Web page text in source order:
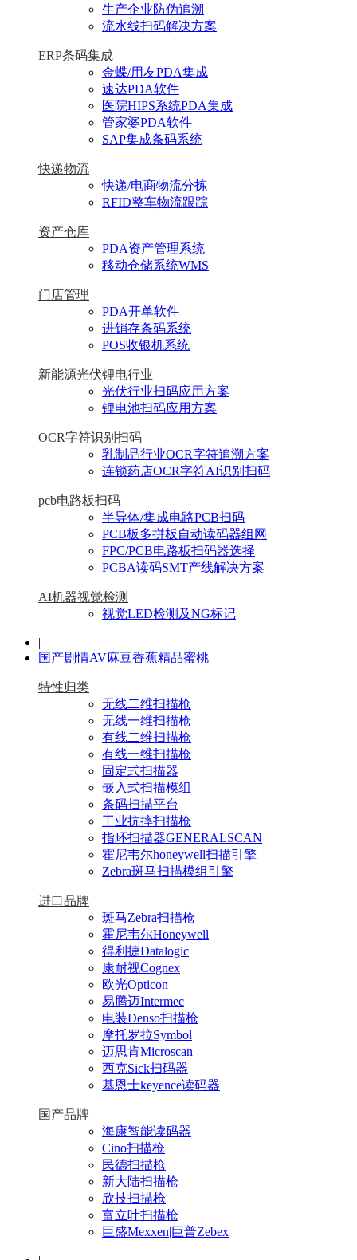
生产企业防伪追溯
流水线扫码解决方案
ERP条码集成
金蝶/用友PDA集成
速达PDA软件
医院HIPS系统PDA集成
管家婆PDA软件
SAP集成条码系统
快递物流
快递/电商物流分拣
RFID整车物流跟踪
资产仓库
PDA资产管理系统
移动仓储系统WMS
门店管理
PDA开单软件
进销存条码系统
POS收银机系统
新能源光伏锂电行业
光伏行业扫码应用方案
锂电池扫码应用方案
OCR字符识别扫码
乳制品行业OCR字符追溯方案
连锁药店OCR字符AI识别扫码
pcb电路板扫码
半导体/集成电路PCB扫码
PCB板多拼板自动读码器组网
FPC/PCB电路板扫码器选择
PCBA读码SMT产线解决方案
AI机器视觉检测
视觉LED检测及NG标记
|
国产剧情AV麻豆香蕉精品蜜桃
特性归类
无线二维扫描枪
无线一维扫描枪
有线二维扫描枪
有线一维扫描枪
固定式扫描器
嵌入式扫描模组
条码扫描平台
工业抗摔扫描枪
指环扫描器GENERALSCAN
霍尼韦尔honeywell扫描引擎
Zebra斑马扫描模组引擎
进口品牌
斑马Zebra扫描枪
霍尼韦尔Honeywell
得利捷Datalogic
康耐视Cognex
欧光Opticon
易腾迈Intermec
电装Denso扫描枪
摩托罗拉Symbol
迈思肯Microscan
西克Sick扫码器
基恩士keyence读码器
国产品牌
海康智能读码器
Cino扫描枪
民德扫描枪
新大陆扫描枪
欣技扫描枪
富立叶扫描枪
巨盛Mexxen|巨普Zebex